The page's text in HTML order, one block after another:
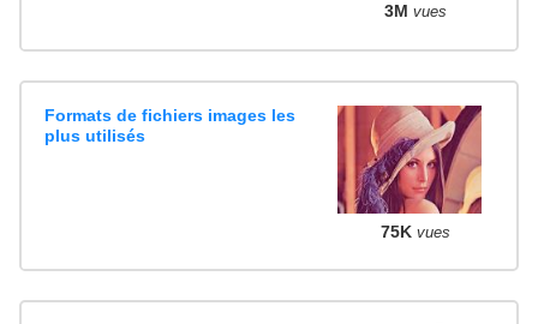
3M vues
Formats de fichiers images les
plus utilisés
75K vues